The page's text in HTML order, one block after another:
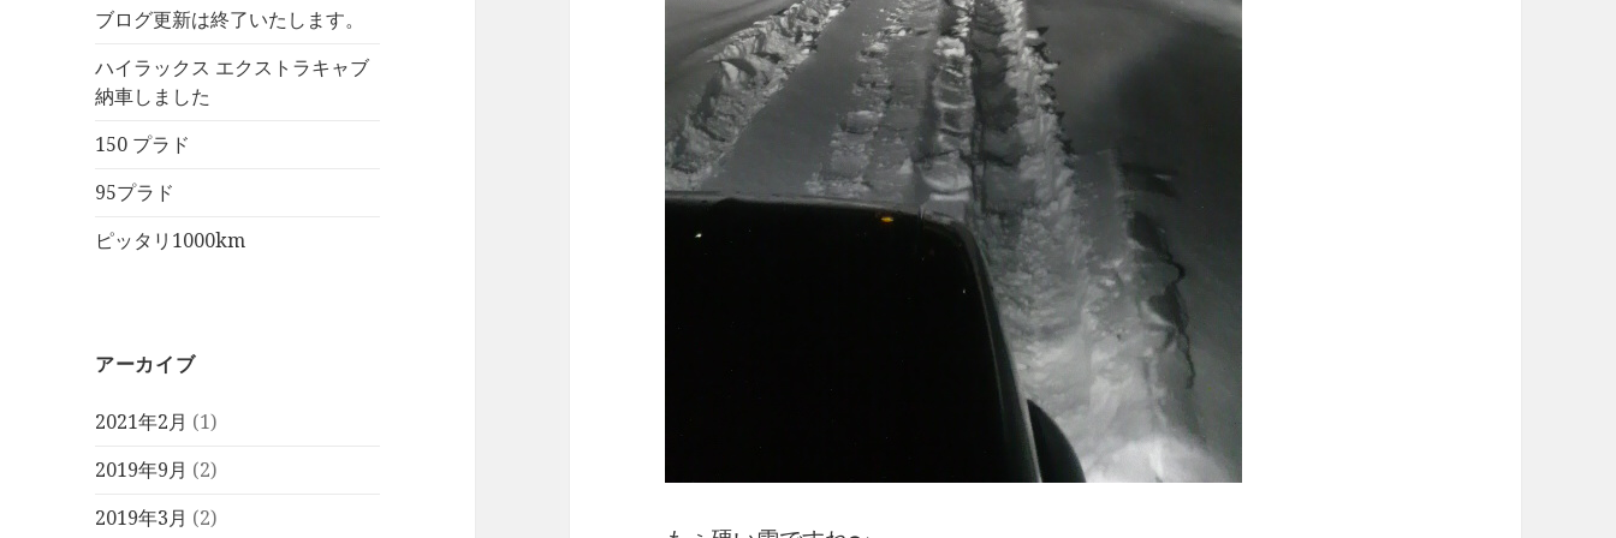
ブログ更新は終了いたします。
ハイラックス エクストラキャブ
納車しました
150 プラド
95プラド
ピッタリ1000km
アーカイブ
2021年2月 (1)
2019年9月 (2)
2019年3月 (2)